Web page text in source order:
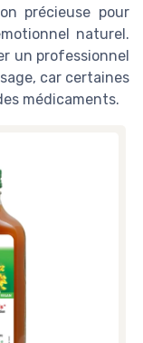
précieuse pour
naturel.
un professionnel
car certaines
médicaments.